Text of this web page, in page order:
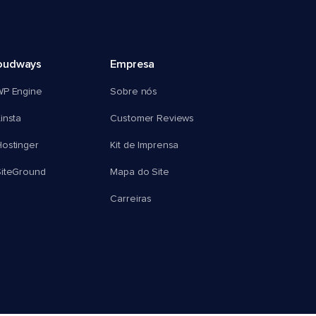
Engine
Empresa
Sobre nós
Customer Reviews
Kit de Imprensa
Mapa do Site
Carreiras